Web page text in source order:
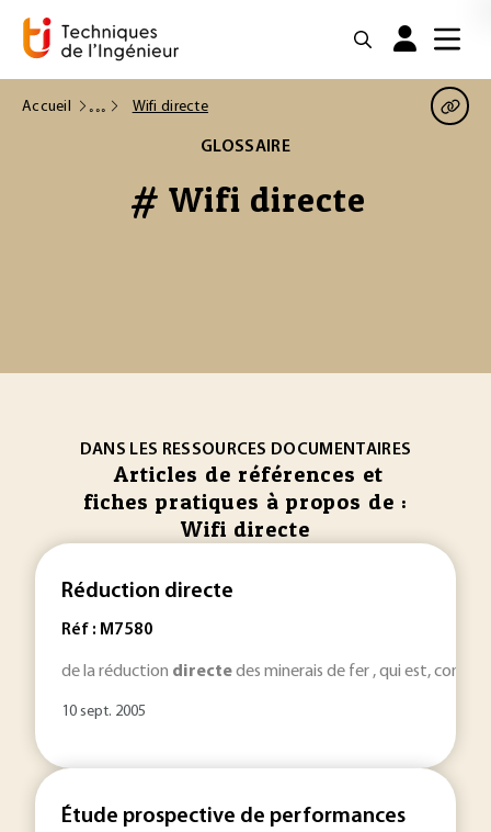
Accueil Wifi directe
GLOSSAIRE
# Wifi directe
DANS LES RESSOURCES DOCUMENTAIRES
Articles de références et
fiches pratiques à propos de :
Wifi directe
Réduction directe
Réf : M7580
de la réduction directedes minerais de fer , qui est,
10 sept. 2005
Étude prospective de performances